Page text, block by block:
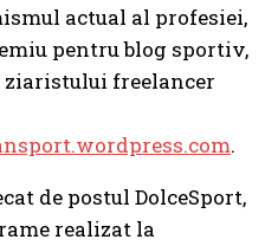
actual al profesiei,
pentru blog sportiv,
ziaristului freelancer
.
de postul DolceSport,
realizat la